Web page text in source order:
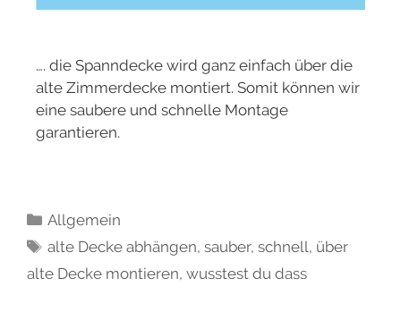
…. die Spanndecke wird ganz einfach über die
alte Zimmerdecke montiert. Somit können wir
eine saubere und schnelle Montage
garantieren.
Allgemein
alte Decke abhängen,sauber,schnell, über
alte Decke montieren, wusstest du dass